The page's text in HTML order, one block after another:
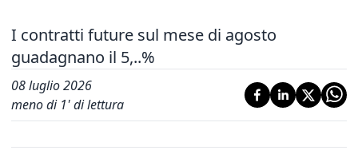
I contratti future sul mese di agosto
guadagnano il 5,..%
08 luglio 2026
meno di 1' di lettura